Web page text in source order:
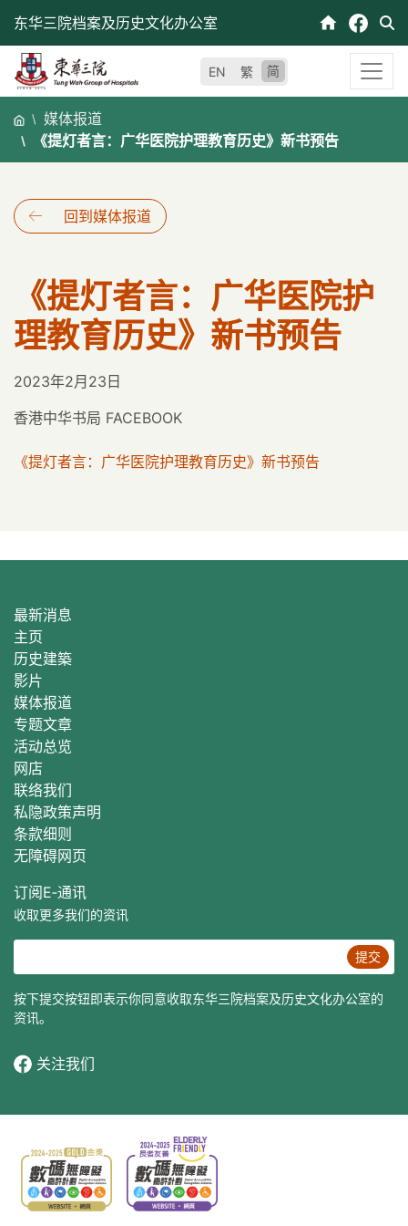
东华三院档案及历史文化办公室
EN 繁 简
媒体报道
《提灯者言：广华医院护理教育历史》新书预告
回到媒体报道
《提灯者言：广华医院护
理教育历史》新书预告
2023年2月23日
香港中华书局 FACEBOOK
《提灯者言：广华医院护理教育历史》新书预告
最新消息
主页
历史建築
影片
媒体报道
专题文章
活动总览
网店
联络我们
私隐政策声明
条款细则
无障碍网页
订阅E‐通讯
收取更多我们的资讯
提交
按下提交按钮即表示你同意收取东华三院档案及历史文化办公室的
资讯。
关注我们